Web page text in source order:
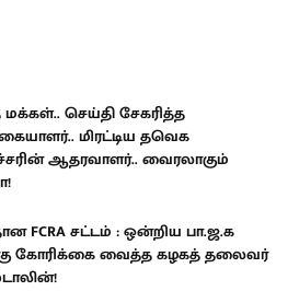
மக்கள்.. செய்தி சேகரித்த
மிரட்டிய தவெக
ஆதரவாளர்.. வைரலாகும்
FCRA சட்டம் : ஒன்றிய பா.ஜ.க
கோரிக்கை வைத்த கழகத் தலைவர்